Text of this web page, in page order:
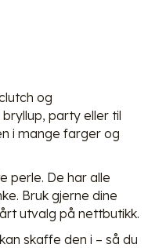
og
party eller til
i mange farger og
perle. De har alle
Bruk gjerne dine
utvalg på nettbutikk.
skaffe den i – så du